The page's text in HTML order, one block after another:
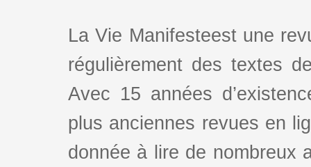
La Vie Manifesteest une
régulièrement des textes
Avec 15 années
plus anciennes revues en
donnée à lire de nombreux